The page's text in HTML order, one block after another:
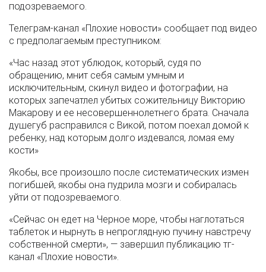
подозреваемого.
Телеграм-канал «Плохие новости» сообщает под видео
с предполагаемым преступником:
«Час назад этот ублюдок, который, судя по
обращению, мнит себя самым умным и
исключительным, скинул видео и фотографии, на
которых запечатлел убитых сожительницу Викторию
Макарову и ее несовершеннолетнего брата. Сначала
душегуб расправился с Викой, потом поехал домой к
ребенку, над которым долго издевался, ломая ему
кости»
Якобы, все произошло после систематических измен
погибшей, якобы она пудрила мозги и собиралась
уйти от подозреваемого.
«Сейчас он едет на Черное море, чтобы наглотаться
таблеток и нырнуть в непроглядную пучину навстречу
собственной смерти», — завершил публикацию тг-
канал «Плохие новости».